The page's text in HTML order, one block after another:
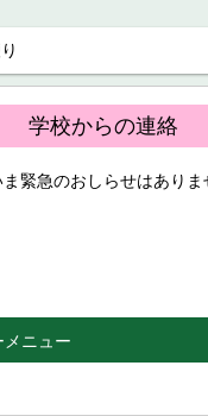
学校からの連絡
緊急のおしらせはありま